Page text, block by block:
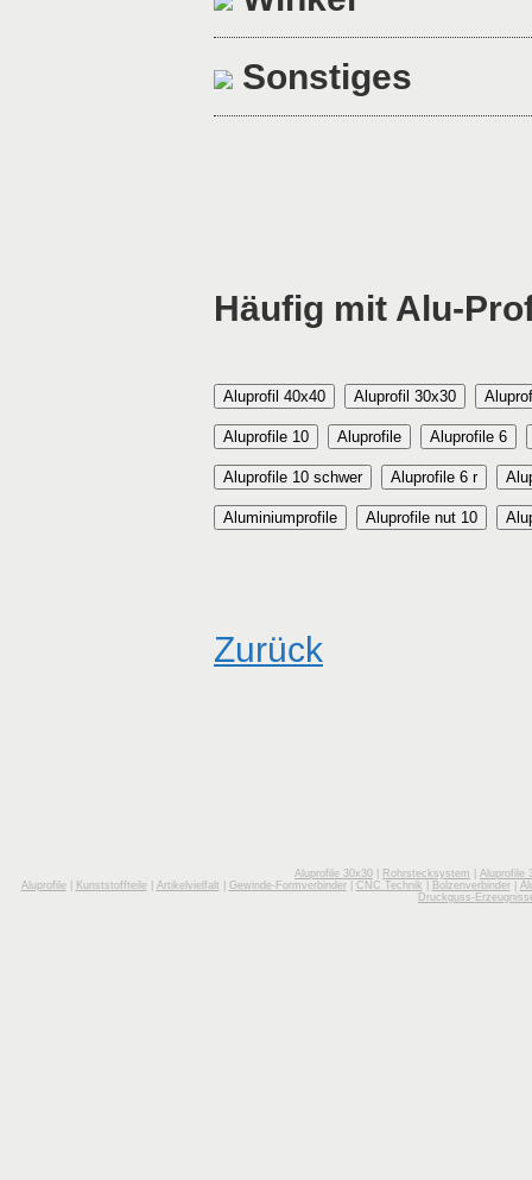
Sonstiges
Häufig mit Alu-
Aluprofil 40x40 Aluprofil 30x30
Aluprofile 10 Aluprofile Aluprofile 6
Aluprofile 10 schwer Aluprofile 6 r
Aluminiumprofile Aluprofile nut 10
Zurück
Aluprofile 30x30 Rohrstecksystem
Aluprofile
Aluprofile| Kunststoffteile| Artikelvielfalt Gewinde-Formverbinder| CNC Technik Bolzenverbinder|
Druckguss-